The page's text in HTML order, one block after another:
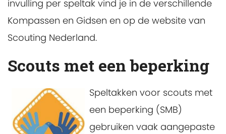
invulling per speltak vind je in de verschillende
Kompassen en Gidsen en op de website van
Scouting Nederland.
Scouts met een beperking
Speltakken voor scouts met
een beperking (SMB)
gebruiken vaak aangepaste